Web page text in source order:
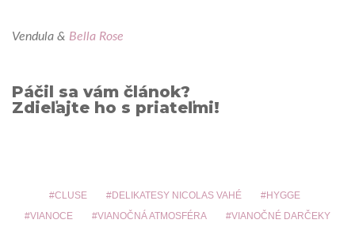
Vendula & Bella Rose
Páčil sa vám článok?
Zdieľajte ho s priateľmi!
CLUSE DELIKATESY NICOLAS VAHÉ
HYGGE
VIANOCE
VIANOČNÁ ATMOSFÉRA VIANOČNÉ DARČEKY